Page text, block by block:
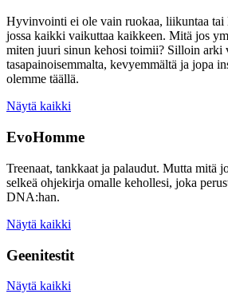
Hyvinvointi ei ole vain ruokaa, liikuntaa tai
jossa kaikki vaikuttaa kaikkeen. Mitä jos
miten juuri sinun kehosi toimii? Silloin arki
tasapainoisemmalta, kevyemmältä ja jopa
olemme täällä.
Näytä kaikki
EvoHomme
Treenaat, tankkaat ja palaudut. Mutta mitä
selkeä ohjekirja omalle kehollesi, joka
DNA:han.
Näytä kaikki
Geenitestit
Näytä kaikki